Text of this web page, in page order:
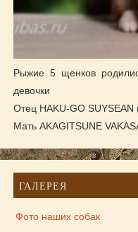
Рыжие 5 щенков
девочки
Отец HAKU-GO
Мать AKAGITSUNE
ГАЛЕРЕЯ
Фото наших собак